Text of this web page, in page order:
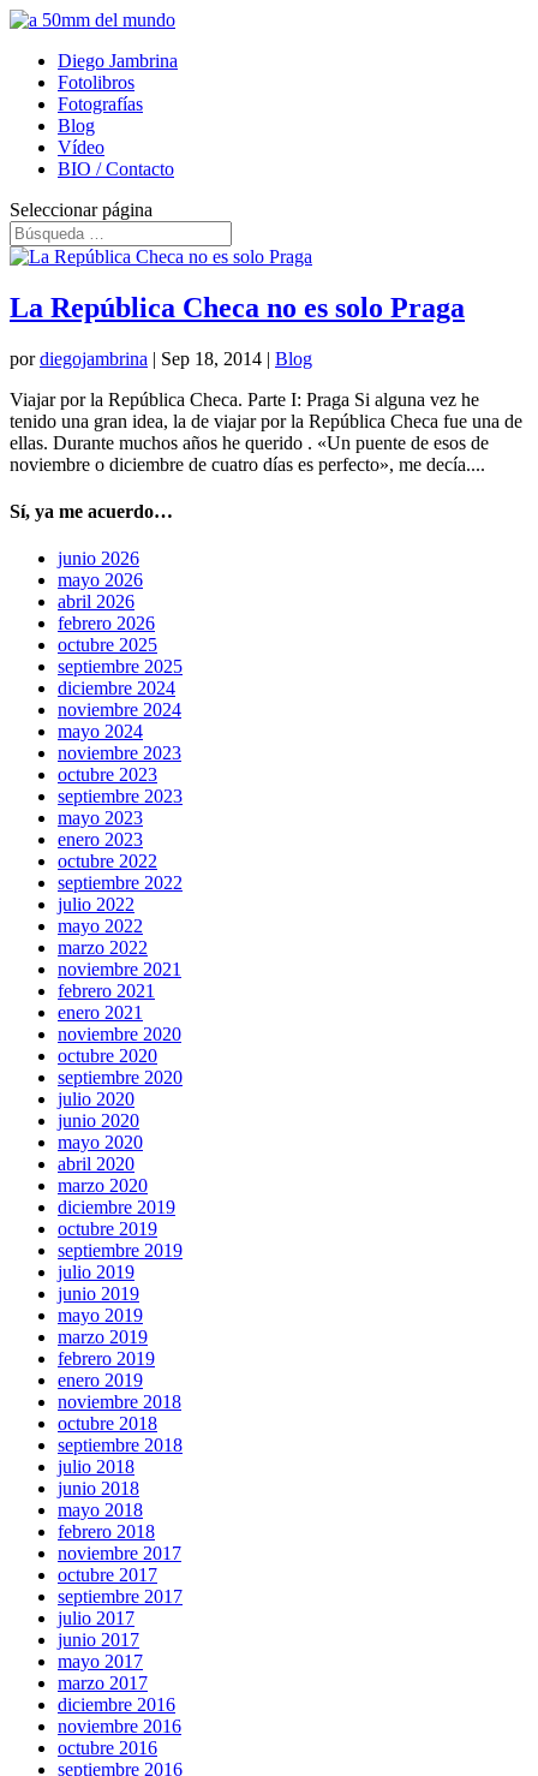
Diego Jambrina
Fotolibros
Fotografías
Blog
Vídeo
BIO / Contacto
Seleccionar página
La República Checa no es solo Praga
pordiegojambrina | Sep 18, 2014 | Blog
Viajar por la República Checa. Parte I: Praga Si alguna vez he
tenido una gran idea, la de viajar por la República Checa fue una de
ellas. Durante muchos años he querido . «Un puente de esos de
noviembre o diciembre de cuatro días es perfecto», me decía....
Sí, ya me acuerdo…
junio 2026
mayo 2026
abril 2026
febrero 2026
octubre 2025
septiembre 2025
diciembre 2024
noviembre 2024
mayo 2024
noviembre 2023
octubre 2023
septiembre 2023
mayo 2023
enero 2023
octubre 2022
septiembre 2022
julio 2022
mayo 2022
marzo 2022
noviembre 2021
febrero 2021
enero 2021
noviembre 2020
octubre 2020
septiembre 2020
julio 2020
junio 2020
mayo 2020
abril 2020
marzo 2020
diciembre 2019
octubre 2019
septiembre 2019
julio 2019
junio 2019
mayo 2019
marzo 2019
febrero 2019
enero 2019
noviembre 2018
octubre 2018
septiembre 2018
julio 2018
junio 2018
mayo 2018
febrero 2018
noviembre 2017
octubre 2017
septiembre 2017
julio 2017
junio 2017
mayo 2017
marzo 2017
diciembre 2016
noviembre 2016
octubre 2016
septiembre 2016